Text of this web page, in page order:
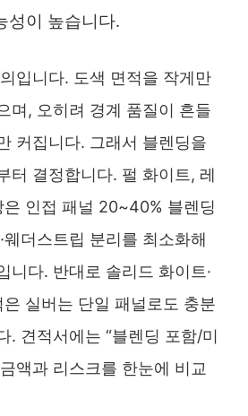
성이 높습니다.
입니다. 도색 면적을 작게만
며, 오히려 경계 품질이 흔들
커집니다. 그래서 블렌딩을
터 결정합니다. 펄 화이트, 레
은 인접 패널 20~40% 블렌딩
웨더스트립 분리를 최소화해
니다. 반대로 솔리드 화이트·
실버는 단일 패널로도 충분
. 견적서에는 “블렌딩 포함/미
액과 리스크를 한눈에 비교